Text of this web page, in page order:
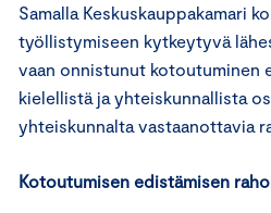
Samalla Keskuskauppakamari
työllistymiseen kytkeytyvä
vaan onnistunut kotoutuminen
kielellistä ja yhteiskunnallista
yhteiskunnalta vastaanottavia
Kotoutumisen edistämisen